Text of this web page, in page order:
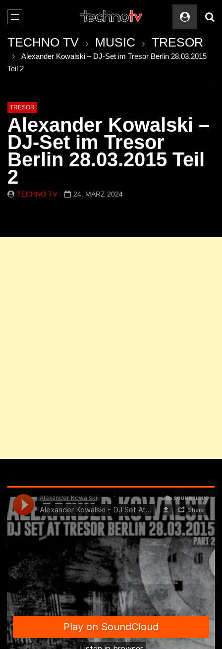
TECHNO TV MUSIC TRESOR
Alexander Kowalski – DJ-Set im Tresor Berlin 28.03.2015
Teil 2
TRESOR
Alexander Kowalski –
DJ-Set im Tresor
Berlin 28.03.2015 Teil
2
TECHNO TV 24. MÄRZ 2024